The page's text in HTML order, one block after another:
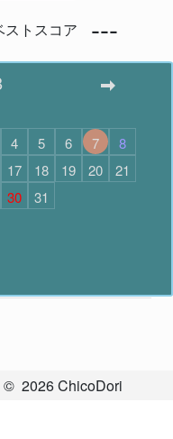
4 5 6 7
8
17 18 19 20
21
30 31
ストスコア ---
しよう！
© 2026ChicoDori